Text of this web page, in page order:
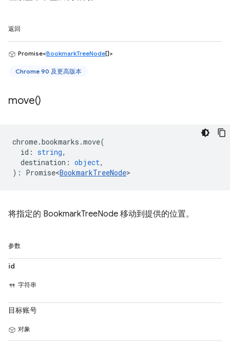
返回
Promise<BookmarkTreeNode[]>
Chrome 90 及更高版本
move()
chrome.bookmarks .move(
id : string,
destination : object,
) : Promise<BookmarkTreeNode>
将指定的 BookmarkTreeNode 移动到提供的位置。
参数
id
字符串
目标账号
对象